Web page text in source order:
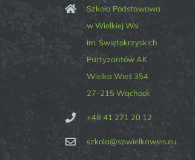
Szkoła Podstawowa
w Wielkiej Wsi
im. Świętokrzyskich
Partyzantów AK
Wielka Wieś 354
27-215 Wąchock
+48 41 271 20 12
szkola@spwielkawies.eu